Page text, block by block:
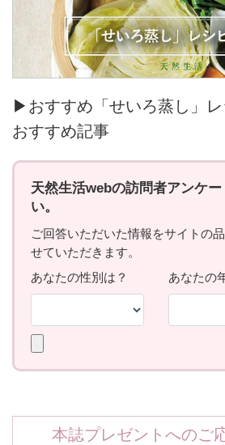
▶おすすめ「せいろ蒸し」
おすすめ記事
本誌プレゼントへのご